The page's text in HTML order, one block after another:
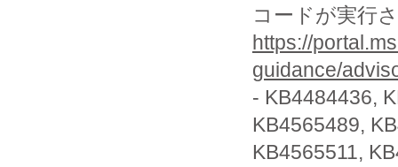
コードが実行
https://
guidance/
- KB4484436,
KB4565489,
KB4565511,